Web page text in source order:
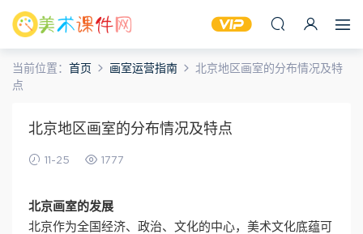
当前位置： 首页 画室运营指南
北京地区画室的分布情况及特
点
北京地区画室的分布情况及特点
11-25 1777
北京画室的发展
北京作为全国经济、政治、文化的中心，美术文化底蕴可